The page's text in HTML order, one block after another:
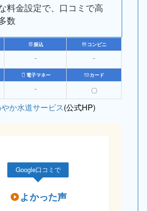
料金設定で、口コミで高
数
振込 コンビニ
⁻ ⁻
電子マネー カード
⁻ 〇
か水道サービス(公式HP)
Google口コミで
よかった声